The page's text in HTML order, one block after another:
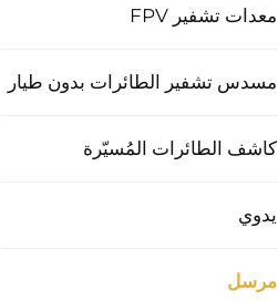
معدات تشفير FPV
مسدس تشفير الطائرات بدون طيار
كاشف الطائرات المُسيّرة
يدوي
مرسل